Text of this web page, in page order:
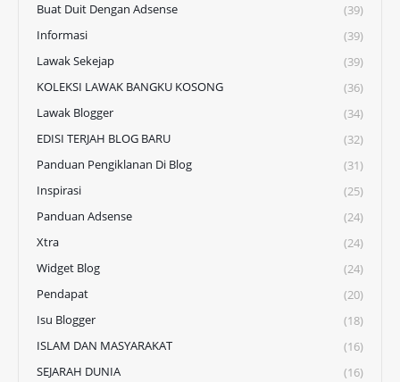
Buat Duit Dengan Adsense
(39)
Informasi
(39)
Lawak Sekejap
(39)
KOLEKSI LAWAK BANGKU KOSONG
(36)
Lawak Blogger
(34)
EDISI TERJAH BLOG BARU
(32)
Panduan Pengiklanan Di Blog
(31)
Inspirasi
(25)
Panduan Adsense
(24)
Xtra
(24)
Widget Blog
(24)
Pendapat
(20)
Isu Blogger
(18)
ISLAM DAN MASYARAKAT
(16)
SEJARAH DUNIA
(16)